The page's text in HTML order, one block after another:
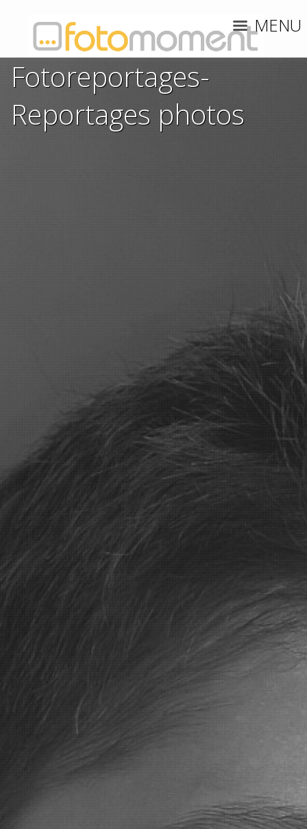
MENU
Fotoreportages-
Reportages photos